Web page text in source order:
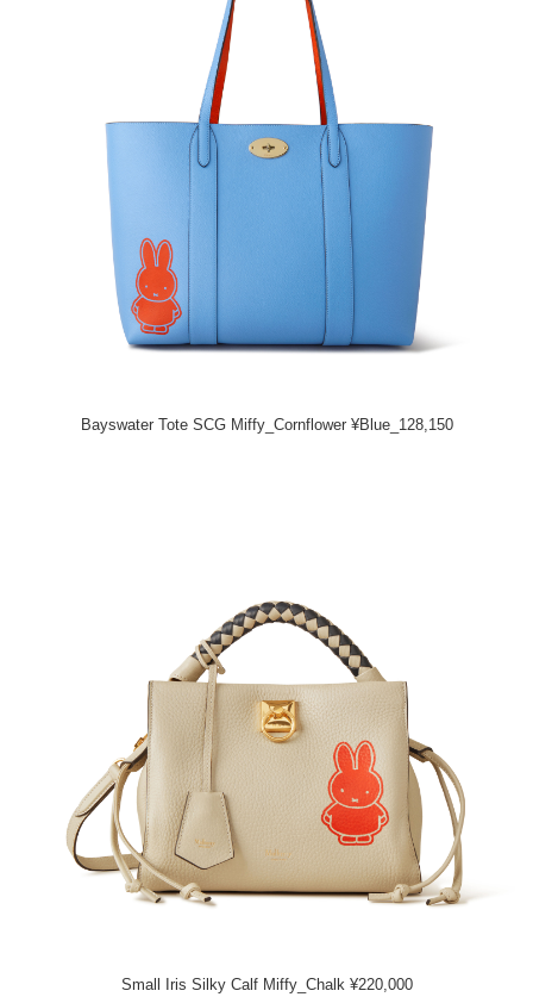
Bayswater Tote SCG Miffy_Cornflower ¥Blue_128,150
Small Iris Silky Calf Miffy_Chalk ¥220,000